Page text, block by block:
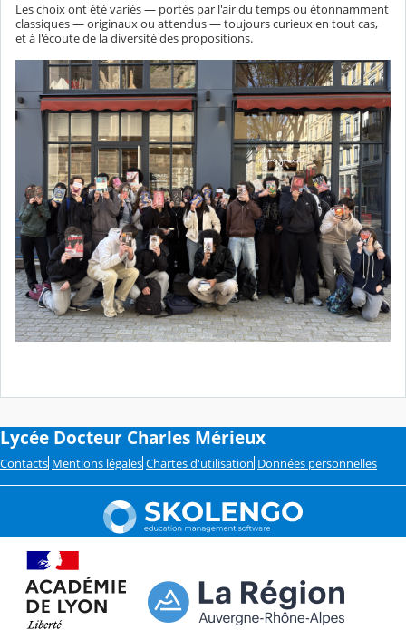
Les choix ont été variés — portés par l'air du temps ou étonnamment
classiques — originaux ou attendus — toujours curieux en tout cas,
et à l'écoute de la diversité des propositions.
Lycée Docteur Charles Mérieux
Contacts Mentions légales Chartes d'utilisation Données personnelles